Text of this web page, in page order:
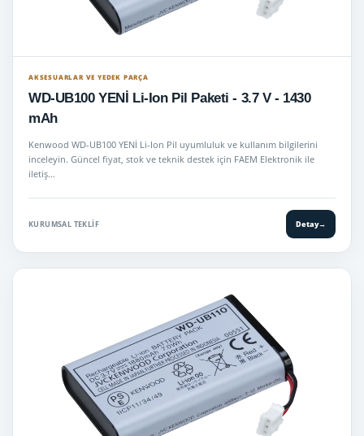
AKSESUARLAR VE YEDEK PARÇA
WD-UB100 YENİ Li-Ion Pil Paketi - 3.7 V - 1430
mAh
Kenwood WD-UB100 YENİ Li-Ion Pil uyumluluk ve kullanım bilgilerini
inceleyin. Güncel fiyat, stok ve teknik destek için FAEM Elektronik ile
iletiş…
KURUMSAL TEKLIF Detay→